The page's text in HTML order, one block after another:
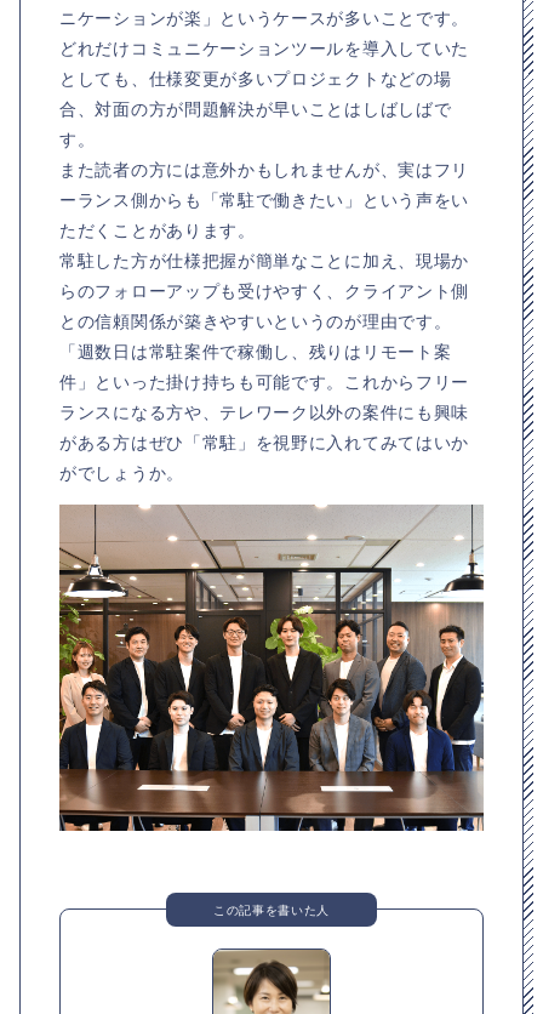
ニケーションが楽」というケースが多いことです。
どれだけコミュニケーションツールを導入していた
としても、仕様変更が多いプロジェクトなどの場
合、対面の方が問題解決が早いことはしばしばで
す。
また読者の方には意外かもしれませんが、実はフリ
ーランス側からも「常駐で働きたい」という声をい
ただくことがあります。
常駐した方が仕様把握が簡単なことに加え、現場か
らのフォローアップも受けやすく、クライアント側
との信頼関係が築きやすいというのが理由です。
「週数日は常駐案件で稼働し、残りはリモート案
件」といった掛け持ちも可能です。これからフリー
ランスになる方や、テレワーク以外の案件にも興味
がある方はぜひ「常駐」を視野に入れてみてはいか
がでしょうか。
この記事を書いた人